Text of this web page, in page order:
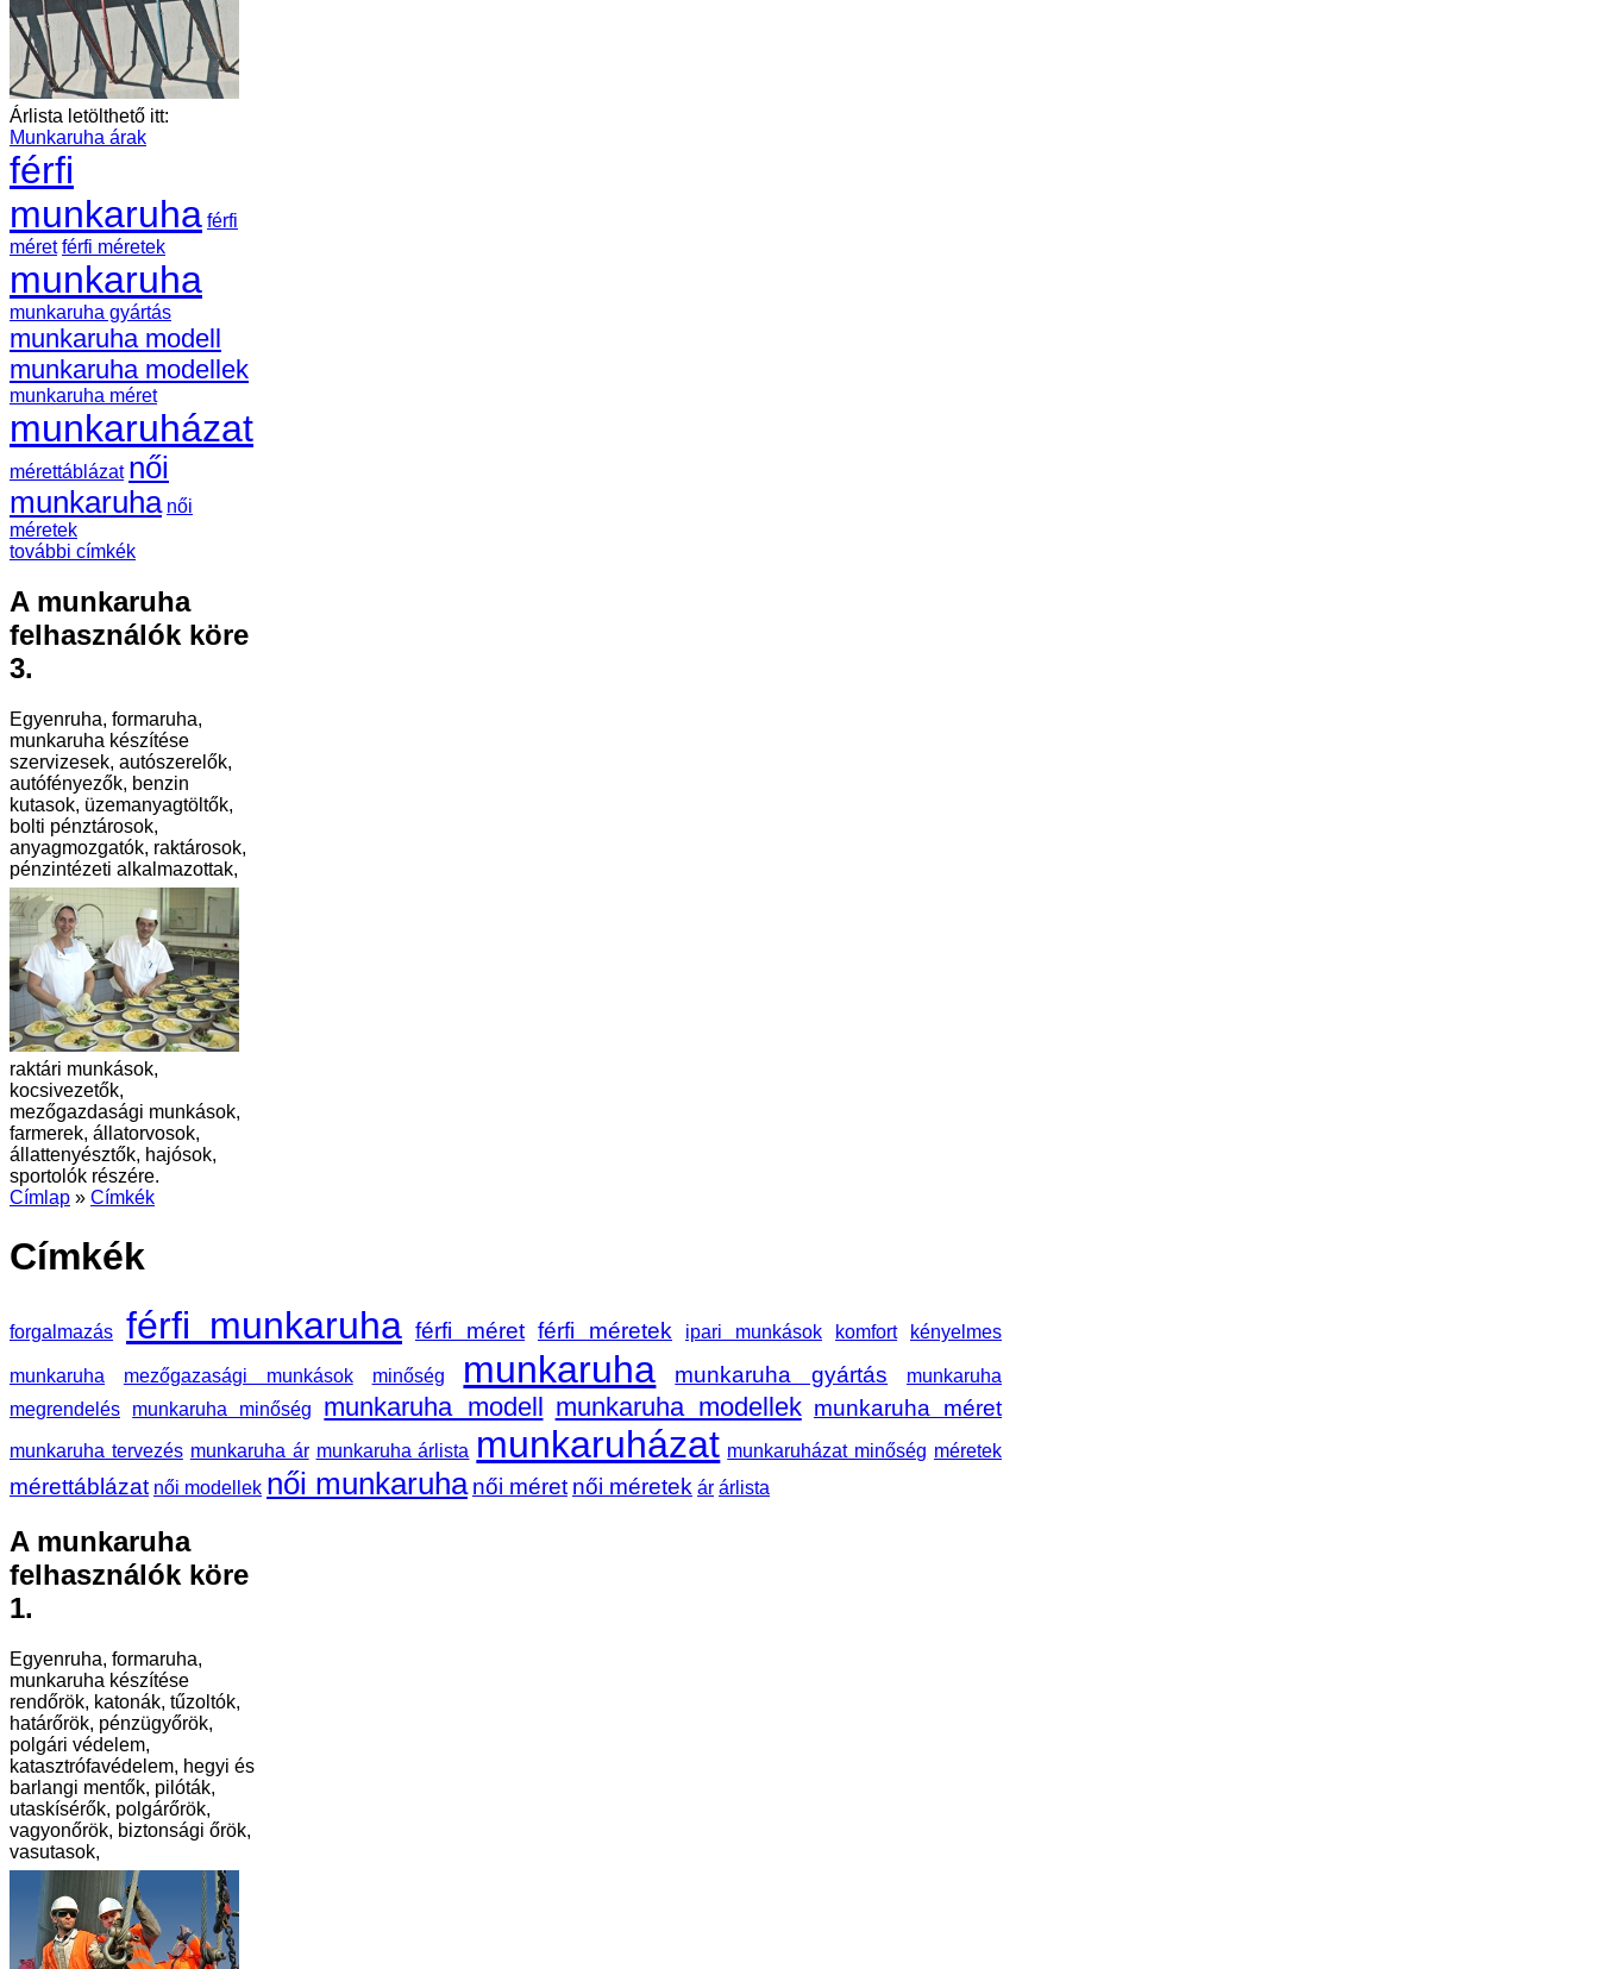
Árlista letölthető itt:
Munkaruha árak
férfi
munkaruha férfi
méret férfi méretek
munkaruha
munkaruha gyártás
munkaruha modell
munkaruha modellek
munkaruha méret
munkaruházat
mérettáblázat női
munkaruha női
méretek
további címkék
A munkaruha
felhasználók köre
3.
Egyenruha, formaruha,
munkaruha készítése
szervizesek, autószerelők,
autófényezők, benzin
kutasok, üzemanyagtöltők,
bolti pénztárosok,
anyagmozgatók, raktárosok,
pénzintézeti alkalmazottak,
raktári munkások,
kocsivezetők,
mezőgazdasági munkások,
farmerek, állatorvosok,
állattenyésztők, hajósok,
sportolók részére.
Címlap » Címkék
Címkék
forgalmazás férfi munkaruha férfi méret férfi méretek ipari munkások komfort kényelmes
munkaruha mezőgazasági munkások minőség munkaruha munkaruha gyártás
munkaruha
megrendelés
munkaruha minőség munkaruha modell munkaruha modellek munkaruha méret
munkaruha tervezés munkaruha ár munkaruha árlista munkaruházat munkaruházat minőség méretek
mérettáblázat női modellek női munkaruha női méret női méretek ár árlista
A munkaruha
felhasználók köre
1.
Egyenruha, formaruha,
munkaruha készítése
rendőrök, katonák, tűzoltók,
határőrök, pénzügyőrök,
polgári védelem,
katasztrófavédelem, hegyi és
barlangi mentők, pilóták,
utaskísérők, polgárőrök,
vagyonőrök, biztonsági őrök,
vasutasok,